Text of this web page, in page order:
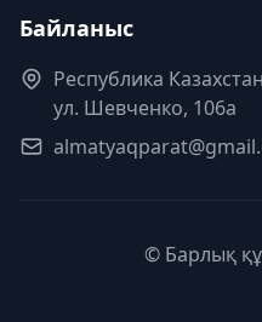
Байланыс
Республика
ул. Шевченко, 106а
© Барлық